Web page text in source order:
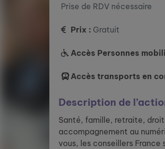
Prise de RDV nécessaire
Prix : Gratuit
Accès Personnes
Accès transports en
Description de
Santé, famille, retraite,
accompagnement au
vous, les conseillers